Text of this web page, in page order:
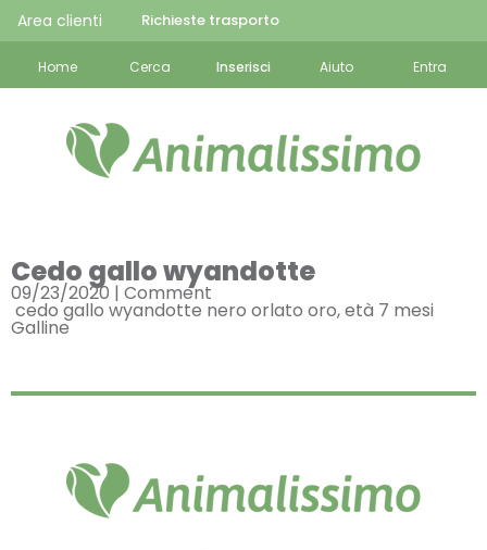
Area clienti Richieste trasporto
Home Cerca Inserisci Aiuto Entra
Cedo gallo wyandotte
09/23/2020 | Comment
cedo gallo wyandotte nero orlato oro, età 7 mesi
Galline